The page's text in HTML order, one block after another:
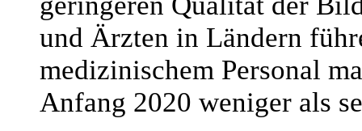
und Ärzten in Ländern
medizinischem Personal
Anfang 2020 weniger als